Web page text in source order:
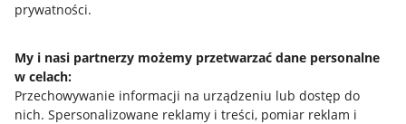
prywatności.
My i nasi partnerzy możemy przetwarzać dane personalne
w celach:
Przechowywanie informacji na urządzeniu lub dostęp do
nich. Spersonalizowane reklamy i treści, pomiar reklam i
Jak to działa
Allegro Gadane dla sprzedających
Allegro Gadane dla kupujących